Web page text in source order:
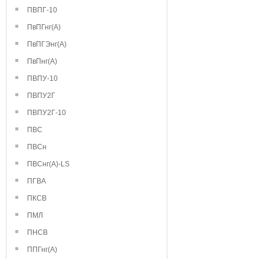
ПВПГ-10
ПвПГнг(А)
ПвПГЭнг(А)
ПвПнг(А)
ПВПУ-10
ПВПУ2Г
ПВПУ2Г-10
ПВС
ПВСн
ПВСнг(А)-LS
ПГВА
ПКСВ
ПМЛ
ПНСВ
ППГнг(А)